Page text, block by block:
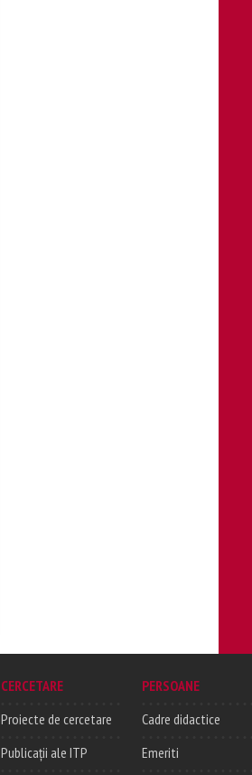
CERCETARE
Proiecte de cercetare
Publicații ale ITP
PERSOANE
Cadre didactice
Emeriti